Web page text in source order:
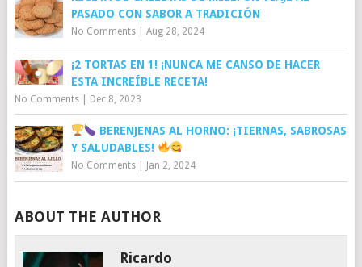
PASADO CON SABOR A TRADICIÓN
No Comments| Aug 28, 2024
¡2 TORTAS EN 1! ¡NUNCA ME CANSO DE HACER
ESTA INCREÍBLE RECETA!
No Comments| Dec 8, 2023
BERENJENAS AL HORNO: ¡TIERNAS, SABROSAS
Y SALUDABLES!
No Comments| Jan 2, 2024
ABOUT THE AUTHOR
Ricardo